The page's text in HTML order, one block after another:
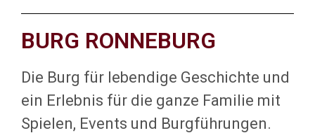
BURG RONNEBURG
Die Burg für lebendige Geschichte und
ein Erlebnis für die ganze Familie mit
Spielen, Events und Burgführungen.